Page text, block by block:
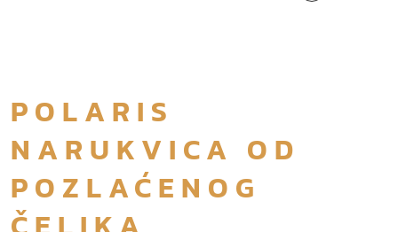
POLARIS
NARUKVICA OD
POZLAĆENOG